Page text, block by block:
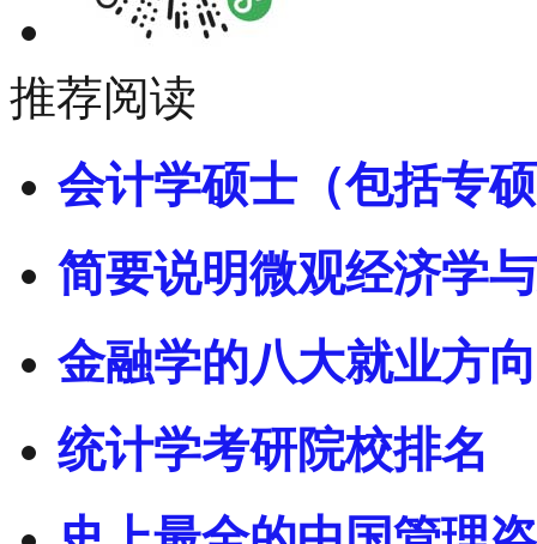
推荐阅读
会计学硕士（包括专
简要说明微观经济学
金融学的八大就业方
统计学考研院校排名